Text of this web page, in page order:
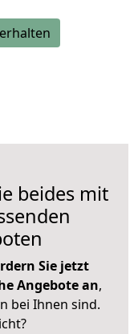
beides mit
Sie jetzt
Angebote an,
bei Ihnen sind.